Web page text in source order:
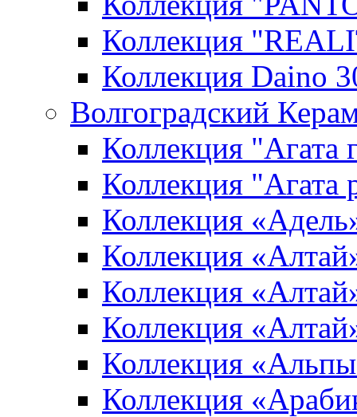
Коллекция
Коллекция Daino
Волгоградский
Коллекция "Агата
Коллекция "Агата
Коллекция
Коллекция
Коллекция
Коллекция
Коллекция
Коллекция